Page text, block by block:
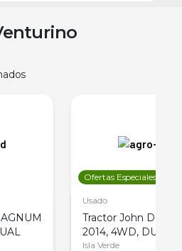
Ofertas Especiales
Usado
Tractor John Deere
2014, 4WD, DUAL
Isla Verde